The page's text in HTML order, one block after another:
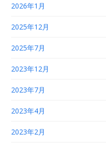
2026年1月
2025年12月
2025年7月
2023年12月
2023年7月
2023年4月
2023年2月